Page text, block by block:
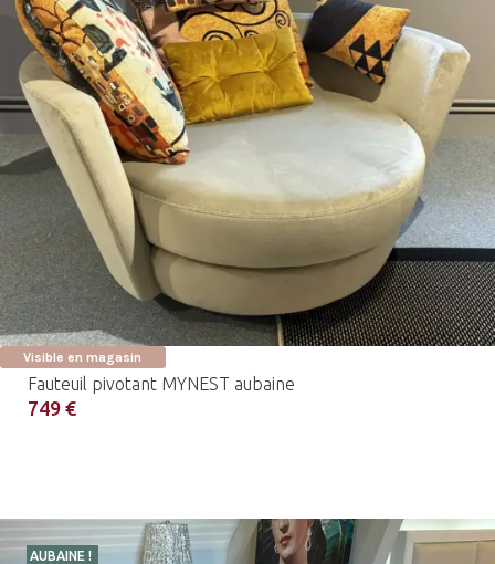
Visible en magasin
Fauteuil pivotant MYNEST aubaine
749 €
AUBAINE !